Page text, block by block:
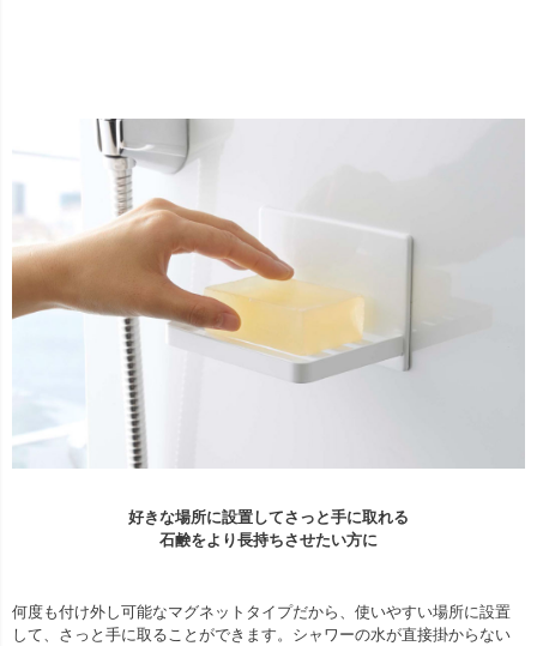
好きな場所に設置してさっと手に取れる
石鹸をより長持ちさせたい方に
何度も付け外し可能なマグネットタイプだから、使いやすい場所に設置
して、さっと手に取ることができます。シャワーの水が直接掛からない